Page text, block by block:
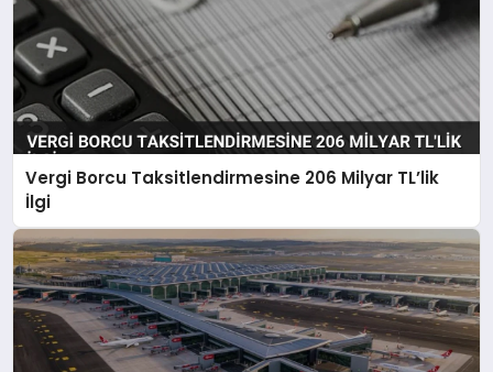
Vergi Borcu Taksitlendirmesine 206 Milyar TL’lik
İlgi